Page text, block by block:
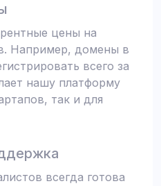
цены на
Например, домены в
всего за
нашу платформу
так и для
всегда готова